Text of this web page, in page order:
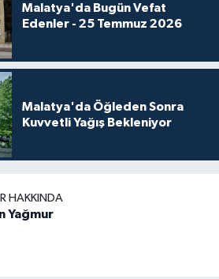
Malatya'da Bugün Vefat
Edenler - 25 Temmuz 2026
Malatya'da Öğleden Sonra
Kuvvetli Yağış Bekleniyor
HAKKINDA
Yağmur